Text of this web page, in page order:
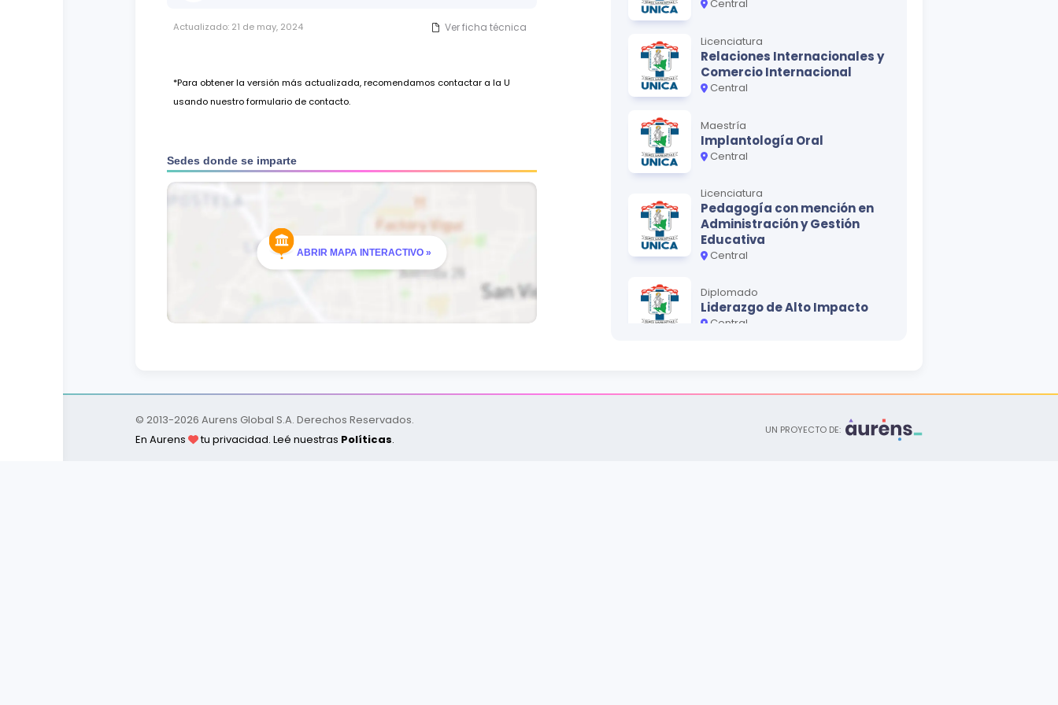
Actualizado: 21 de may, 2024 Ver ficha técnica
*Para obtener la versión más actualizada, recomendamos contactar a la U
usando nuestro formulario de contacto.
Central
Licenciatura
Relaciones Internacionales y
Comercio Internacional
Central
Maestría
Implantología Oral
Central
Licenciatura
Pedagogía con mención en
Administración y Gestión
Educativa
Central
Diplomado
Liderazgo de Alto Impacto
Central
Central
Especialización
Sedes donde se imparte
ABRIR MAPA INTERACTIVO »
© 2013-2026 Aurens Global S.A. Derechos Reservados.
En Aurens
tu privacidad. Leé nuestras Políticas.
UN PROYECTO DE: